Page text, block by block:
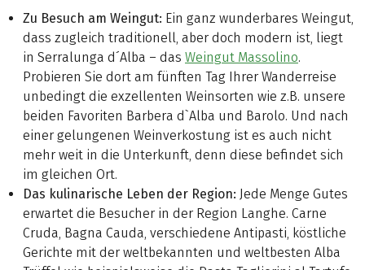
Zu Besuch am Weingut: Ein ganz wunderbares Weingut,
dass zugleich traditionell, aber doch modern ist, liegt
in Serralunga d´Alba – das Weingut Massolino.
Probieren Sie dort am fünften Tag Ihrer Wanderreise
unbedingt die exzellenten Weinsorten wie z.B. unsere
beiden Favoriten Barbera d`Alba und Barolo. Und nach
einer gelungenen Weinverkostung ist es auch nicht
mehr weit in die Unterkunft, denn diese befindet sich
im gleichen Ort.
Das kulinarische Leben der Region: Jede Menge Gutes
erwartet die Besucher in der Region Langhe. Carne
Cruda, Bagna Cauda, verschiedene Antipasti, köstliche
Gerichte mit der weltbekannten und weltbesten Alba